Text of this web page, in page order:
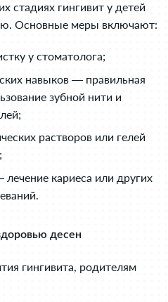
стадиях гингивит у детей
Основные меры включают:
у стоматолога;
навыков — правильная
зубной нити и
растворов или гелей
кариеса или других
десен
гингивита, родителям